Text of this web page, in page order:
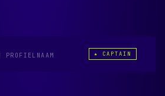
PROFIELNAAM ★ CAPTAIN